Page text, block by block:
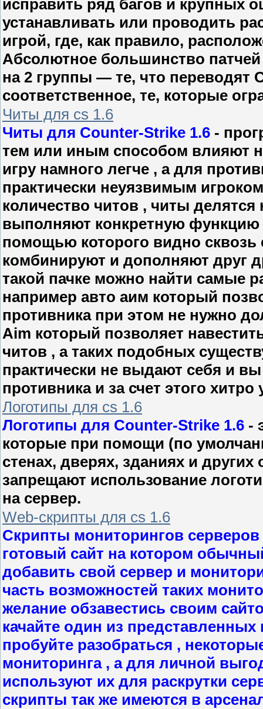
исправить ряд багов и крупных
устанавливать или проводить
игрой, где, как правило,
Абсолютное большинство
на 2 группы — те, что переводят
соответственное, те, которые
Читы для cs 1.6
Читы для Counter-Strike 1.6 -
тем или иным способом влияют
игру намного легче , а для
практически неуязвимым
количество читов , читы
выполняют конкретную функцию
помощью которого видно сквозь
комбинируют и дополняют друг
такой пачке можно найти самые
например авто аим который
противника при этом не нужно
Aim который позволяет
читов , а таких подобных
практически не выдают себя и
противника и за счет этого хитро
Логотипы для cs 1.6
Логотипы для Counter-Strike 1.6 -
которые при помощи (по
стенах, дверях, зданиях и
запрещают использование
на сервер.
Web-скрипты для cs 1.6
Скрипты мониторингов серверов
готовый сайт на котором
добавить свой сервер и
часть возможностей таких
желание обзавестись своим
качайте один из представленных
пробуйте разобраться ,
мониторинга , а для личной
используют их для раскрутки
скрипты так же имеются в